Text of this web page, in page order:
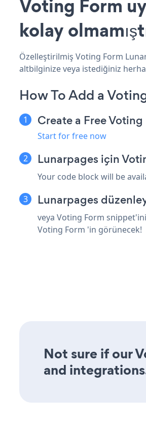
Voting Form
kolay
Özelleştirilmiş Voting Form
altbilginize veya istediğiniz
How To Add a
Create a Free
Start for free now
Lunarpages için
Your code block will be
Lunarpages
veya Voting Form
Voting Form 'in görünecek!
Not sure if our
and